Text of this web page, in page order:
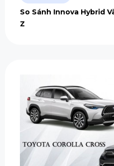
So Sánh Innova Hybrid
Z